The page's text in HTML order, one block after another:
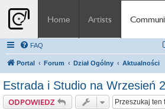
Home Artists
FAQ
Portal Forum Dział Ogólny Aktualności
Estrada i Studio na Wrzesień
ODPOWIEDZ